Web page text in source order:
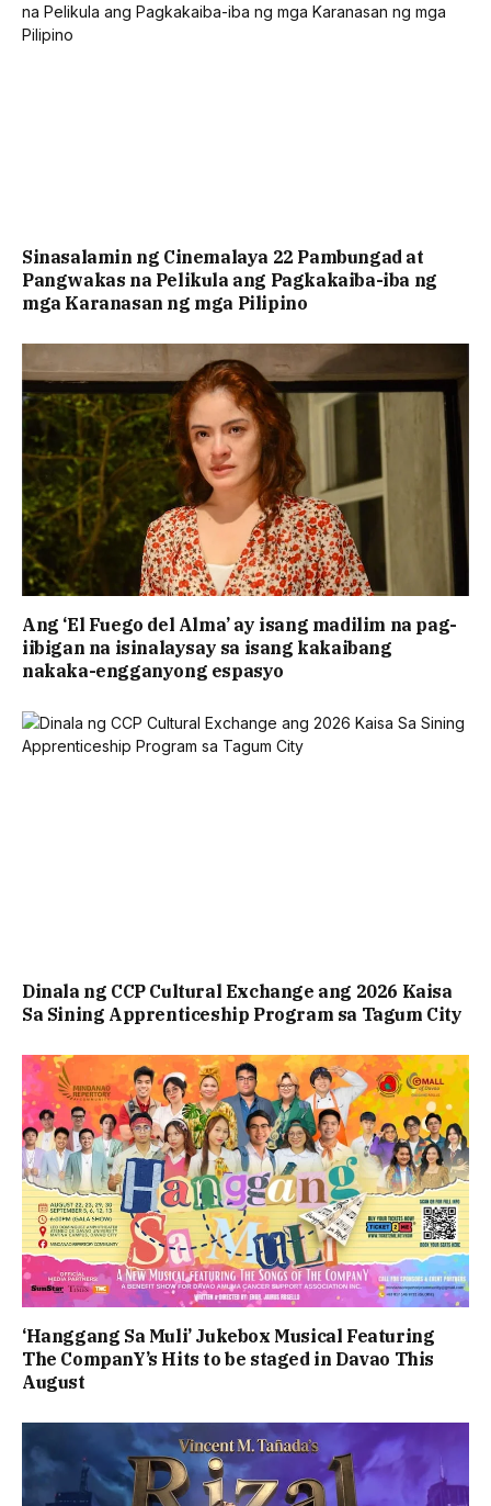
Sinasalamin ng Cinemalaya 22 Pambungad at
Pangwakas na Pelikula ang Pagkakaiba-iba ng
mga Karanasan ng mga Pilipino
Ang ‘El Fuego del Alma’ ay isang madilim na pag-
iibigan na isinalaysay sa isang kakaibang
nakaka-engganyong espasyo
Dinala ng CCP Cultural Exchange ang 2026 Kaisa
Sa Sining Apprenticeship Program sa Tagum City
‘Hanggang Sa Muli’ Jukebox Musical Featuring
The CompanY’s Hits to be staged in Davao This
August